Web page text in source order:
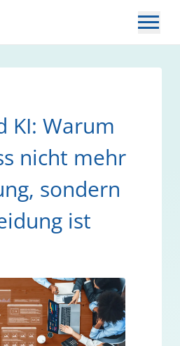
KI: Warum
nicht mehr
sondern
ist